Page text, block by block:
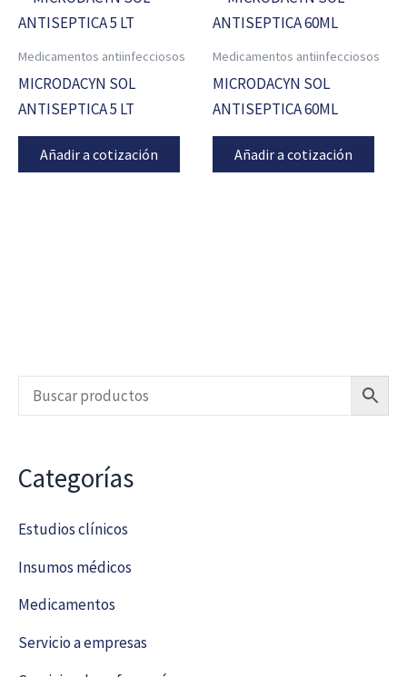
Categorías
Estudios clínicos
Insumos médicos
Medicamentos
Servicio a empresas
Medicamentos antiinfecciosos
MICRODACYN SOL
ANTISEPTICA 5 LT
Añadir a cotización
Medicamentos antiinfecciosos
MICRODACYN SOL
ANTISEPTICA 60ML
Añadir a cotización